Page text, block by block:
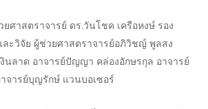
ศาสตราจารย์ ดร.วันโชค เครือหงษ์ รอง
ะวิจัย ผู้ช่วยศาสตราจารย์อภิวิชญ์ พูลสง
นลาด อาจารย์ปัญญา คล่องอักษรกุล อาจารย์
ารย์บุญรักษ์ แวนบอเซอร์